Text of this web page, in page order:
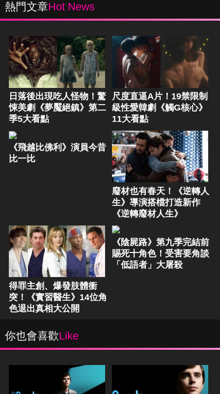
熱門文章Hot News
日落後出現吃人怪物！驚
悚美劇《夢魘絕鎮》第二
季5大看點
尺度直逼A片！19禁限制
級性愛韓劇《觸G核心》
11大看點
《飛越比佛利》演員今昔
比一比
廢材也有春天！《逆轉人
生》導演搭檔打造新作
《逆轉廢材人生》
得罪主創、爆發肢體衝
突！《實習醫生》14位角
色退出真相大公開
《陰屍路》第九季完結前
賜死十角色！受害要角談
「低語者」大屠殺
你也會喜歡Like